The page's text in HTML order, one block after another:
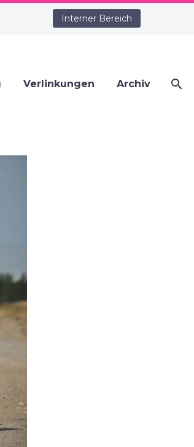
Interner Bereich
Verlinkungen Archiv